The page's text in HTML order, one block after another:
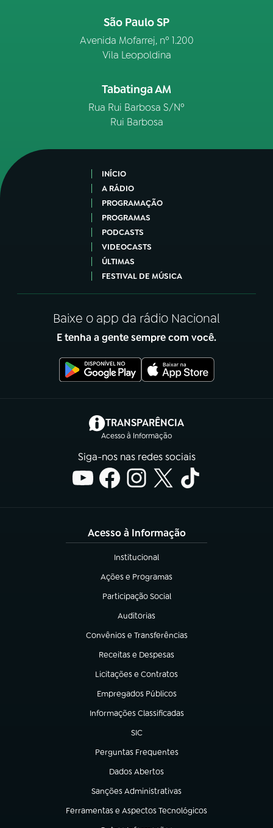
São Paulo SP
Avenida Mofarrej, nº 1.200
Vila Leopoldina
Tabatinga AM
Rua Rui Barbosa S/Nº
Rui Barbosa
INÍCIO
A RÁDIO
PROGRAMAÇÃO
PROGRAMAS
PODCASTS
VIDEOCASTS
ÚLTIMAS
FESTIVAL DE MÚSICA
Baixe o app da rádio Nacional
E tenha a gente sempre com você.
TRANSPARÊNCIA
Acesso à Informação
(abre em nova aba)
Siga-nos nas redes sociais
Acesso à Informação
Institucional
(abre em nova aba)
Ações e Programas
(abre em nova aba)
Participação Social
(abre em nova aba)
Auditorias
(abre em nova aba)
Convênios e Transferências
(abre em nova aba)
Receitas e Despesas
(abre em nova aba)
Licitações e Contratos
(abre em nova aba)
Empregados Públicos
(abre em nova aba)
Informações Classificadas
(abre em nova aba)
SIC
(abre em nova aba)
Perguntas Frequentes
(abre em nova aba)
Dados Abertos
(abre em nova aba)
Sanções Administrativas
(abre em nova aba)
Ferramentas e Aspectos Tecnológicos
(abre em nova aba)